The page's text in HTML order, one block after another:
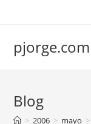
pjorge.com
Blog
> 2006 > mayo >